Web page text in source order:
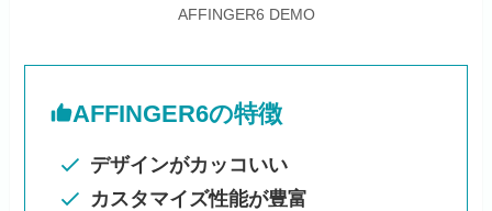
AFFINGER6 DEMO
AFFINGER6の特徴
デザインがカッコいい
カスタマイズ性能が豊富